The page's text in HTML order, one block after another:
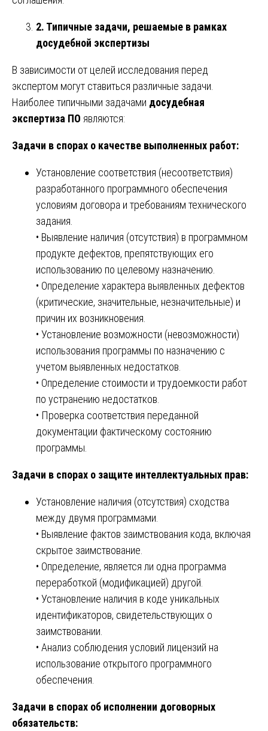
2. Типичные задачи, решаемые в рамках
досудебной экспертизы
В зависимости от целей исследования перед
экспертом могут ставиться различные задачи.
Наиболее типичными задачами досудебная
экспертиза ПО являются:
Задачи в спорах о качестве выполненных работ:
Установление соответствия (несоответствия)
разработанного программного обеспечения
условиям договора и требованиям технического
задания.
• Выявление наличия (отсутствия) в программном
продукте дефектов, препятствующих его
использованию по целевому назначению.
• Определение характера выявленных дефектов
(критические, значительные, незначительные) и
причин их возникновения.
• Установление возможности (невозможности)
использования программы по назначению с
учетом выявленных недостатков.
• Определение стоимости и трудоемкости работ
по устранению недостатков.
• Проверка соответствия переданной
документации фактическому состоянию
программы.
Задачи в спорах о защите интеллектуальных прав:
Установление наличия (отсутствия) сходства
между двумя программами.
• Выявление фактов заимствования кода, включая
скрытое заимствование.
• Определение, является ли одна программа
переработкой (модификацией) другой.
• Установление наличия в коде уникальных
идентификаторов, свидетельствующих о
заимствовании.
• Анализ соблюдения условий лицензий на
использование открытого программного
обеспечения.
Задачи в спорах об исполнении договорных
обязательств: